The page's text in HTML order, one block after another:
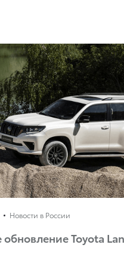
Новости в России
Toyota